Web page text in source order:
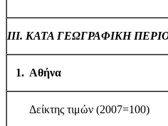
ΙΙΙ. ΚΑΤΑ ΓΕΩΓΡΑΦΙΚΗ
1. Αθήνα
Δείκτης τιμών (2007=100)